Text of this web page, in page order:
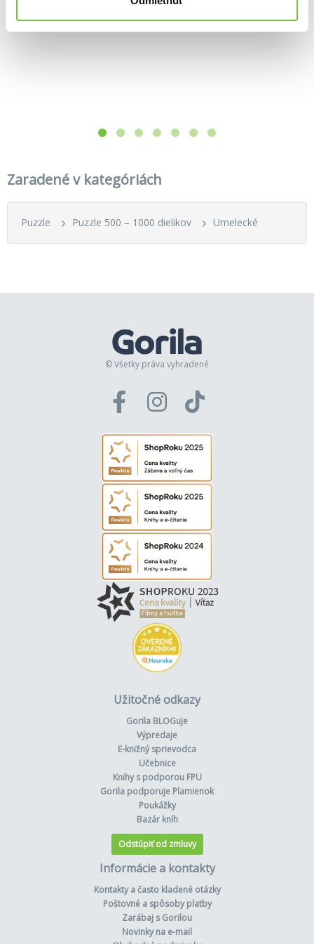
Zaradené v kategóriách
Puzzle Puzzle 500 – 1000 dielikov Umelecké
© Všetky práva vyhradené
Užitočné odkazy
Gorila BLOGuje
Výpredaje
E-knižný sprievodca
Učebnice
Knihy s podporou FPU
Gorila podporuje Plamienok
Poukážky
Bazár kníh
Odstúpiť od zmluvy
Informácie a kontakty
Kontakty a často kladené otázky
Poštovné a spôsoby platby
Zarábaj s Gorilou
Novinky na e-mail